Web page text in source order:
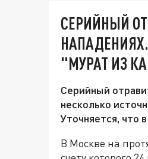
СЕРИЙНЫЙ
"МУРАТ ИЗ
Серийный
несколько
Уточняется, что
В Москве на